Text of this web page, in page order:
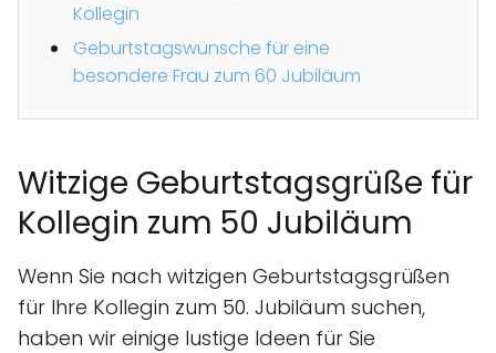
Kollegin
Geburtstagswünsche für eine
besondere Frau zum 60 Jubiläum
Witzige Geburtstagsgrüße für
Kollegin zum 50 Jubiläum
Wenn Sie nach witzigen Geburtstagsgrüßen
für Ihre Kollegin zum 50. Jubiläum suchen,
haben wir einige lustige Ideen für Sie